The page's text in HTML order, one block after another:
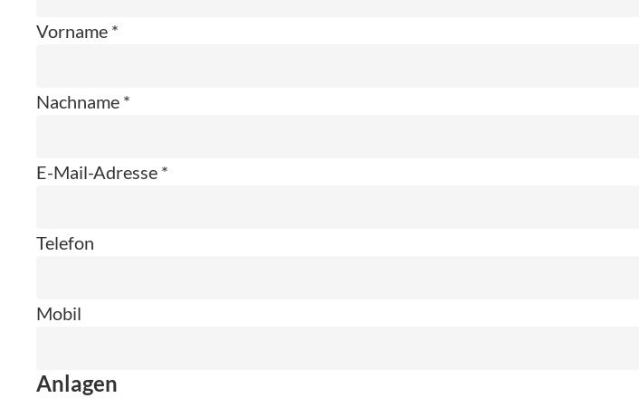
Vorname *
Nachname *
E-Mail-Adresse *
Telefon
Mobil
Anlagen